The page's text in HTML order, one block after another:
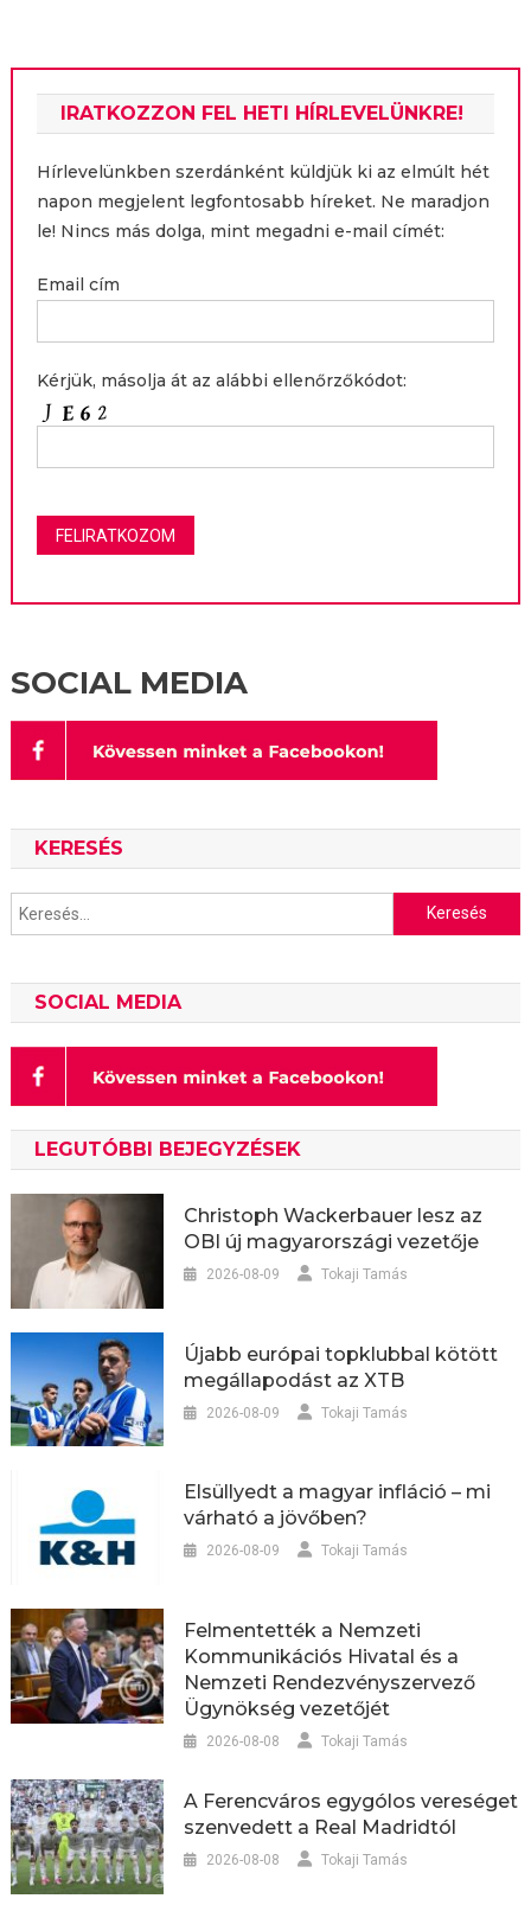
IRATKOZZON FEL HETI HÍRLEVELÜNKRE!
Hírlevelünkben szerdánként küldjük ki az elmúlt hét
napon megjelent legfontosabb híreket. Ne maradjon
le! Nincs más dolga, mint megadni e-mail címét:
Email cím
Kérjük, másolja át az alábbi ellenőrzőkódot:
SOCIAL MEDIA
KERESÉS
Keresés:
SOCIAL MEDIA
LEGUTÓBBI BEJEGYZÉSEK
Christoph Wackerbauer lesz az
OBI új magyarországi vezetője
2026-08-09 Tokaji Tamás
Újabb európai topklubbal kötött
megállapodást az XTB
2026-08-09 Tokaji Tamás
Elsüllyedt a magyar infláció – mi
várható a jövőben?
2026-08-09 Tokaji Tamás
Felmentették a Nemzeti
Kommunikációs Hivatal és a
Nemzeti Rendezvényszervező
Ügynökség vezetőjét
2026-08-08 Tokaji Tamás
A Ferencváros egygólos vereséget
szenvedett a Real Madridtól
2026-08-08 Tokaji Tamás